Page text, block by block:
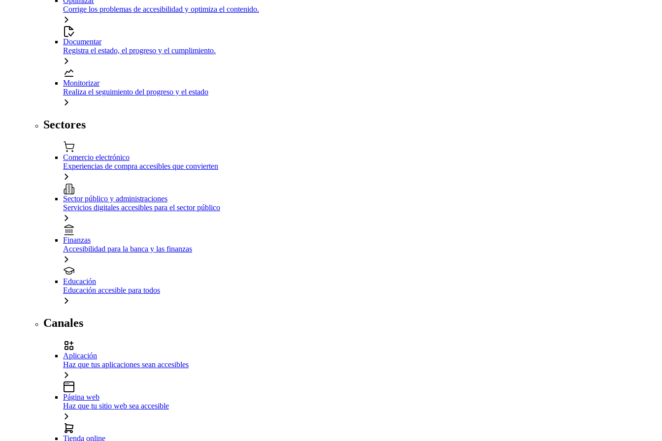
Corrige los problemas de accesibilidad y optimiza el contenido.
Documentar
Registra el estado, el progreso y el cumplimiento.
Monitorizar
Realiza el seguimiento del progreso y el estado
Sectores
Comercio electrónico
Experiencias de compra accesibles que convierten
Sector público y administraciones
Servicios digitales accesibles para el sector público
Finanzas
Accesibilidad para la banca y las finanzas
Educación
Educación accesible para todos
Canales
Aplicación
Haz que tus aplicaciones sean accesibles
Página web
Haz que tu sitio web sea accesible
Tienda online